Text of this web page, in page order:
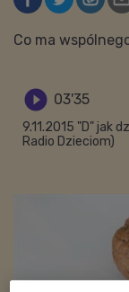
Co ma
 03'35
9.11.2015 "D" jak
Radio Dzieciom)